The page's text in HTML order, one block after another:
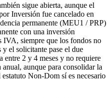
sigue abierta, aunque el
Inversión fue cancelado en
permanente (MEU1 / PRP)
con una inversión
siempre que los fondos no
y el solicitante pase el due
2 y 4 meses y no requiere
aunque para consolidar la
Non-Dom sí es necesario